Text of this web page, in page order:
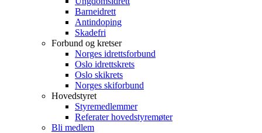
Barneidrett
Antindoping
Skadefri
Forbund og kretser
Norges idrettsforbund
Oslo idrettskrets
Oslo skikrets
Norges skiforbund
Hovedstyret
Styremedlemmer
Referater hovedstyremøter
Bli medlem